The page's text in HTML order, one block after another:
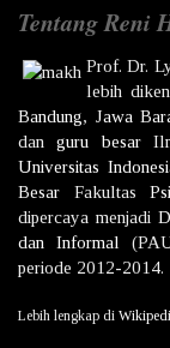
Tentang Reni
Prof. Dr.
lebih
Bandung, Jawa
danguru besar
Universitas
Besar Fakultas
dipercaya menjadi
dan Informal
periode 2012-2014.
Lebih lengkap di